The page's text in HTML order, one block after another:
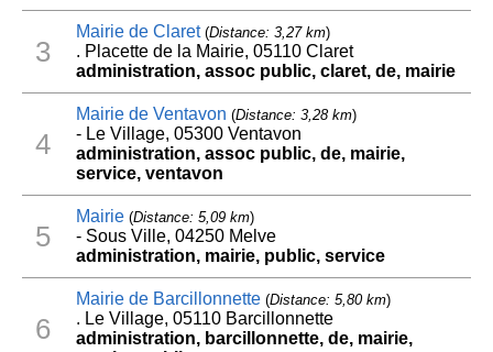
3
Mairie de Claret(Distance: 3,27 km)
. Placette de la Mairie, 05110 Claret
administration, assoc public, claret, de, mairie
4
Mairie de Ventavon (Distance: 3,28 km)
- Le Village, 05300 Ventavon
administration, assoc public, de, mairie,
service, ventavon
5
Mairie(Distance: 5,09 km)
- Sous Ville, 04250 Melve
administration, mairie, public, service
6
Mairie de Barcillonnette(Distance: 5,80 km)
. Le Village, 05110 Barcillonnette
administration, barcillonnette, de, mairie,